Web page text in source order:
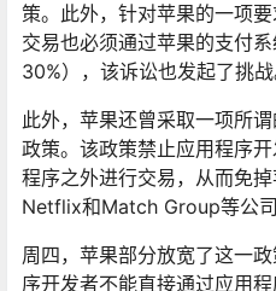
策。此外，针对苹果的一项
交易也必须通过苹果的支付
30%），该诉讼也发起了挑战
此外，苹果还曾采取一项所
政策。该政策禁止应用程序
程序之外进行交易，从而免
Netflix和Match Group等公司
周四，苹果部分放宽了这一
序开发者不能直接通过应用